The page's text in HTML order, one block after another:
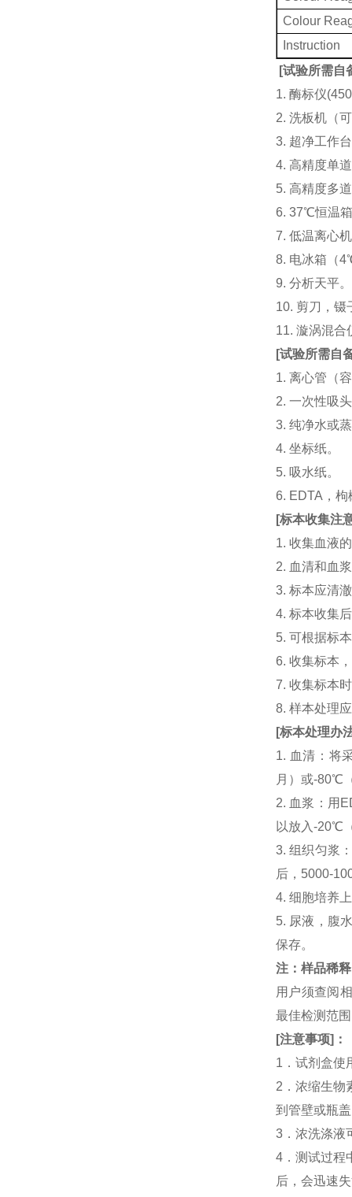
Colour
Instruction
[试验所需自
1. 酶标仪
2. 洗板机（
3. 超净工作
4. 高精度单
5. 高精度多
6. 37℃恒温
7. 低温离心
8. 电冰箱（
9. 分析天平。
10. 剪刀，镊
11. 漩涡混
[试验所需自
1. 离心管（
2. 一次性吸
3. 纯净水或
4. 坐标纸。
5. 吸水纸。
6. EDTA，
[标本收集注
1. 收集血液
2. 血清和血
3. 标本应清
4. 标本收集
5. 可根据标
6. 收集标本
7. 收集标本
8. 样本处理
[标本处理办
1. 血清：将
月）或-80℃
2. 血浆：用
以放入-20℃
3. 组织匀浆
后，5000-
4. 细胞培养
5. 尿液，腹
保存。
注：样品稀
用户须查阅
最佳检测范
[注意事项] ：
1．试剂盒使
2．浓缩生物
到管壁或瓶
3．浓洗涤液
4．测试过程
后，会迅速